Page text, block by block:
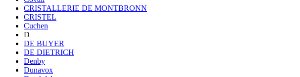
CRISTALLERIE DE MONTBRONN
CRISTEL
Cuchen
D
DE BUYER
DE DIETRICH
Denby
Dunavox